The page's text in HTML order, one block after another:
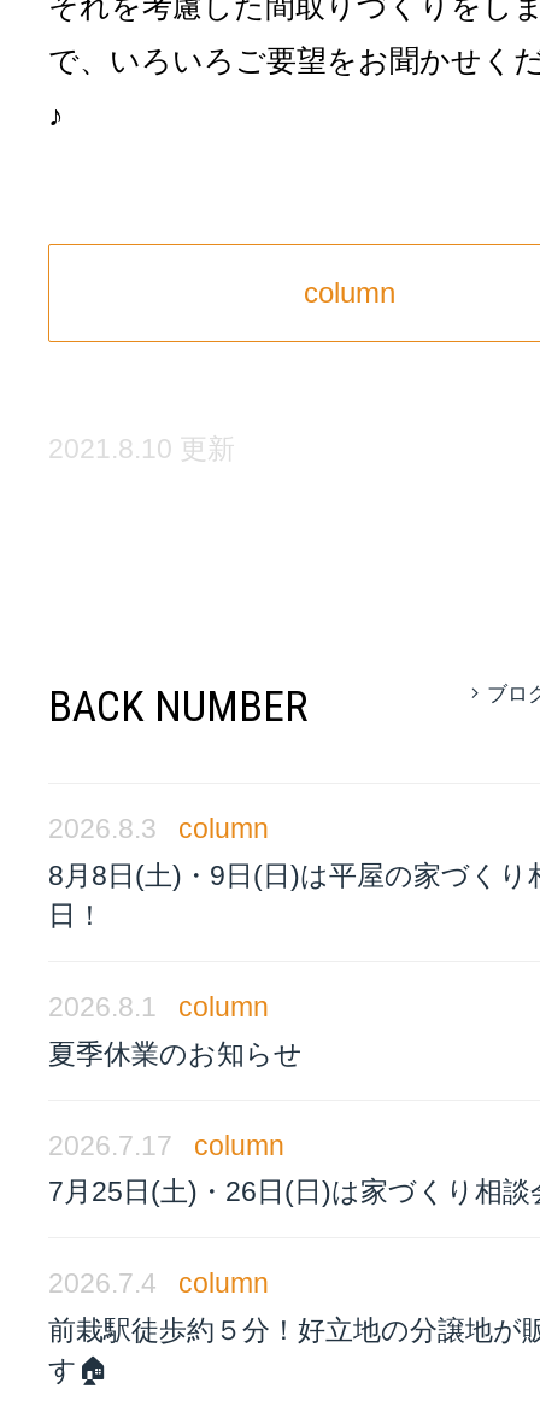
で、いろいろご要望をお聞かせく
♪
column
2021.8.10 更新
BACK NUMBER ブロ
2026.8.3
column
8月8日(土)・9日(日)は平屋の家づくり
日！
2026.8.1
column
夏季休業のお知らせ
2026.7.17
column
7月25日(土)・26日(日)は家づくり相談
2026.7.4
column
前栽駅徒歩約５分！好立地の分譲地が
す🏠